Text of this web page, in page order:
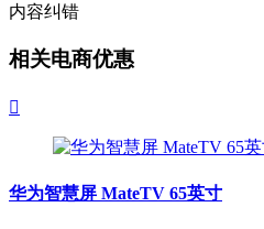
内容纠错
相关电商优惠

华为智慧屏 MateTV 65英寸